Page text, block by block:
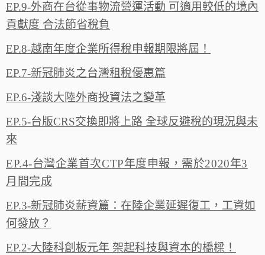
EP.9-外商在台從事物流營運活動 可適用較低的境內
貢獻度 合法節省稅負
EP.8-越南年度企業所得稅申報期限將屆！
EP.7-新冠肺炎之台灣租稅優惠篇
EP.6-淺談大陸外商投資法之變革
EP.5-台版CRS交換即將上路 全球反避稅的現況與未
來
EP.4-台灣企業首次CTP年度申報，需於2020年3
月間完成
EP.3-新冠肺炎薪資篇：在陸企業延遲復工，工資如
何發放？
EP.2-大陸科創板元年 架起科技與資本的橋樑！